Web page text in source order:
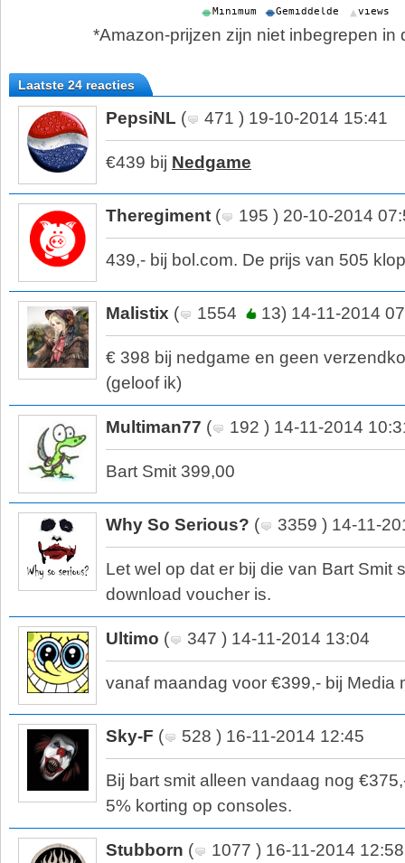
*Amazon-prijzen zijn niet inbegrepen in
Laatste 24 reacties
PepsiNL ( 471 ) 19-10-2014 15:41
€439 bij Nedgame
Theregiment ( 195 ) 20-10-2014
439,- bij bol.com. De prijs van 505
Malistix ( 1554 13) 14-11-2014
€ 398 bij nedgame en geen
(geloof ik)
Multiman77 ( 192 ) 14-11-2014
Bart Smit 399,00
Why So Serious? ( 3359 ) 14-11-
Let wel op dat er bij die van Bart Smit
download voucher is.
Ultimo ( 347 ) 14-11-2014 13:04
vanaf maandag voor €399,- bij Media
Sky-F ( 528 ) 16-11-2014 12:45
Bij bart smit alleen vandaag nog
5% korting op consoles.
Stubborn ( 1077 ) 16-11-2014 12:58